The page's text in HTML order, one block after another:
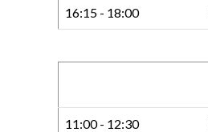
16:15 - 18:00
11:00 - 12:30